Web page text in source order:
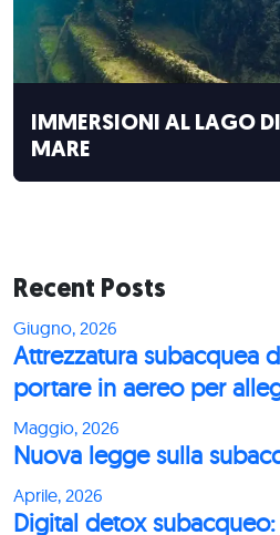
IMMERSIONI AL LAGO
MARE
Recent Posts
Giugno, 2026
Attrezzatura subacquea
portare in aereo per
Maggio, 2026
Nuova legge sulla
Aprile, 2026
Digital detox